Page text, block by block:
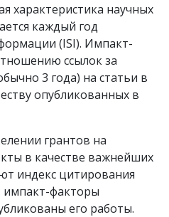
характеристика научных
каждый год
(ISI). Импакт-
ссылок за
3 года) на статьи в
опубликованных в
грантов на
в качестве важнейших
индекс цитирования
импакт-факторы
его работы.